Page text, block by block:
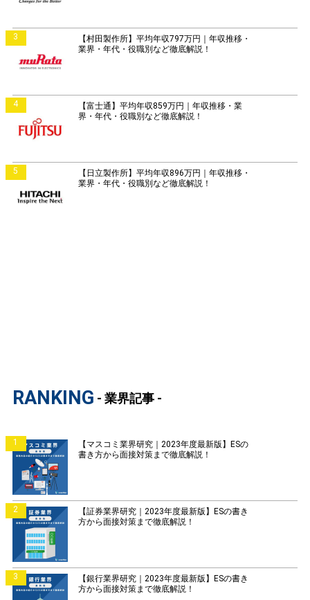
3
【村田製作所】平均年収797万円｜年収推移・
業界・年代・役職別など徹底解説！
4
【富士通】平均年収859万円｜年収推移・業
界・年代・役職別など徹底解説！
5
【日立製作所】平均年収896万円｜年収推移・
業界・年代・役職別など徹底解説！
RANKING - 業界記事 -
1
【マスコミ業界研究｜2023年度最新版】ESの
書き方から面接対策まで徹底解説！
2
【証券業界研究｜2023年度最新版】ESの書き
方から面接対策まで徹底解説！
3
【銀行業界研究｜2023年度最新版】ESの書き
方から面接対策まで徹底解説！